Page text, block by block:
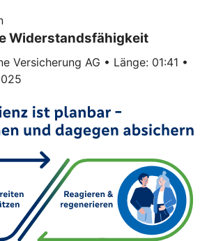
Widerstandsfähigkeit
Versicherung AG • Länge: 01:41 •